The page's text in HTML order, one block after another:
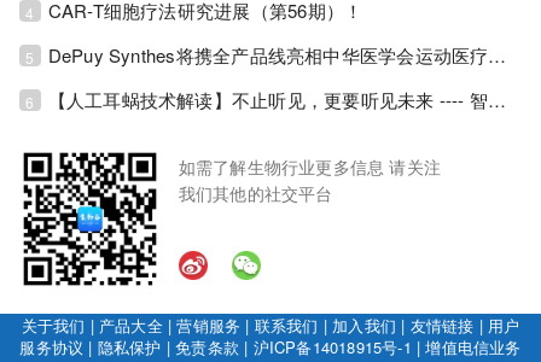
4 CAR-T细胞疗法研究进展（第56期）！
5 DePuy Synthes将携全产品线亮相中华医学会运动医疗分会大会，加码布局中国运动医学创新赛道！
6 【人工耳蜗技术解读】不止听见，更要听见未来 ---- 智能耳蜗，开启人工耳蜗技术新纪元！
如需了解生物行业更多信息 请关注
我们其他的社交平台
关于我们 | 产品大全|营销服务 | 联系我们 | 加入我们 | 友情链接 | 用户
服务协议 | 隐私保护 |免责条款 | 沪ICP备14018915号-1 |增值电信业务